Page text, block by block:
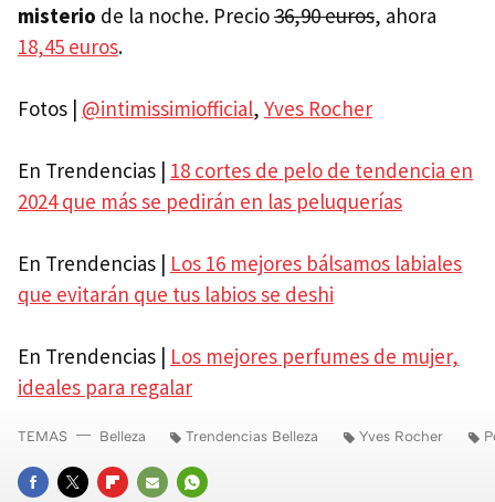
misterio de la noche. Precio36,90 euros, ahora
18,45 euros.
Fotos | @intimissimiofficial, Yves Rocher
En Trendencias | 18 cortes de pelo de tendencia en
2024 que más se pedirán en las peluquerías
En Trendencias | Los 16 mejores bálsamos labiales
que evitarán que tus labios se deshi
En Trendencias | Los mejores perfumes de mujer,
ideales para regalar
TEMAS Belleza Trendencias Belleza Yves Rocher